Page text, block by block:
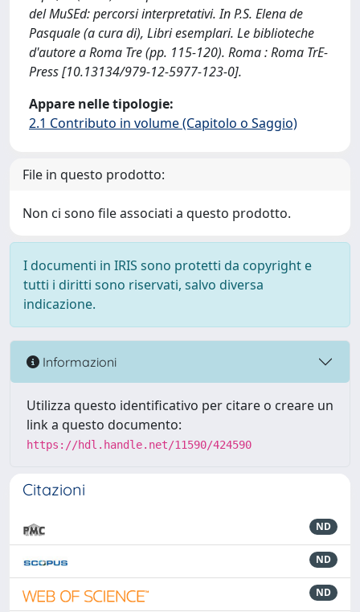
del MuSEd: percorsi interpretativi. In P.S. Elena de
Pasquale (a cura di), Libri esemplari. Le biblioteche
d'autore a Roma Tre (pp. 115-120). Roma : Roma TrE-
Press [10.13134/979-12-5977-123-0].
Appare nelle tipologie:
2.1 Contributo in volume (Capitolo o Saggio)
File in questo prodotto:
Non ci sono file associati a questo prodotto.
I documenti in IRIS sono protetti da copyright e
tutti i diritti sono riservati, salvo diversa
indicazione.
Informazioni
Utilizza questo identificativo per citare o creare un
link a questo documento:
https://hdl.handle.net/11590/424590
Citazioni
ND
ND
ND